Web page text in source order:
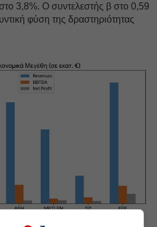
3,8%. Ο συντελεστής β στο 0,59
φύση της δραστηριότητας